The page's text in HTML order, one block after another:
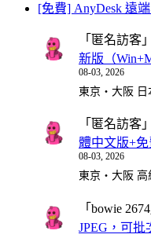
[免費] AnyDesk 遠
「 匿名訪客
新版（
08-03, 2026
東京・大阪
「 匿名訪客
體中文版+免
08-03, 2026
東京・大阪
「 bowie 2674
JPEG，可批